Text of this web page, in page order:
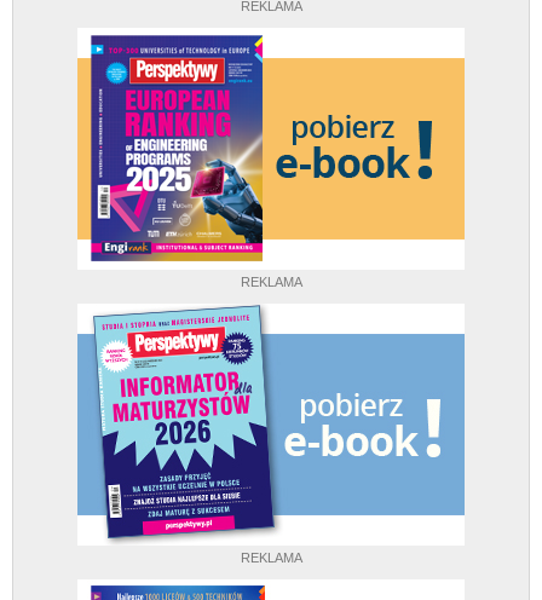
REKLAMA
REKLAMA
REKLAMA